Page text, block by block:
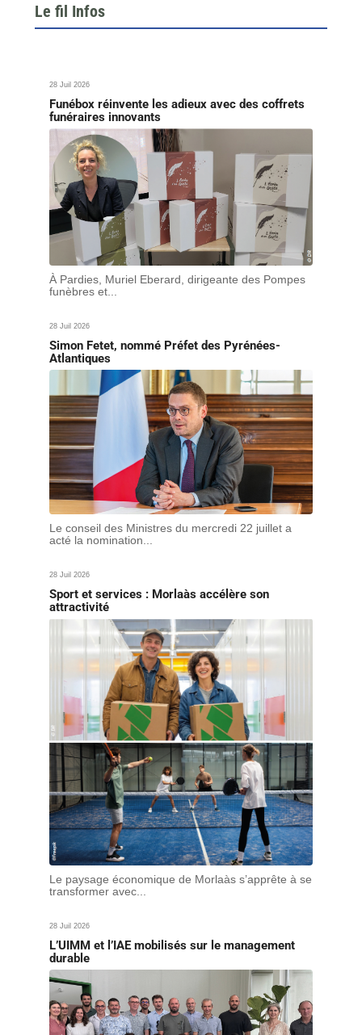
Le fil Infos
28 Juil 2026
Funébox réinvente les adieux avec des coffrets
funéraires innovants
À Pardies, Muriel Eberard, dirigeante des Pompes
funèbres et...
28 Juil 2026
Simon Fetet, nommé Préfet des Pyrénées-
Atlantiques
Le conseil des Ministres du mercredi 22 juillet a
acté la nomination...
28 Juil 2026
Sport et services : Morlaàs accélère son
attractivité
Le paysage économique de Morlaàs s’apprête à se
transformer avec...
28 Juil 2026
L’UIMM et l’IAE mobilisés sur le management
durable